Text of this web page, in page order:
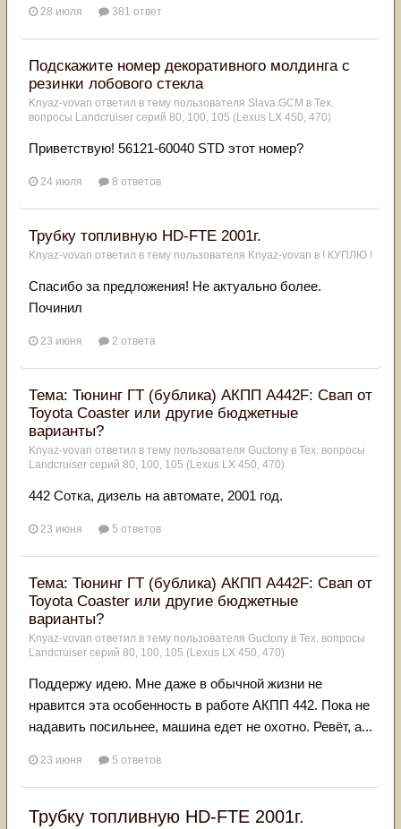
28 июля 381 ответ
Подскажите номер декоративного молдинга с
резинки лобового стекла
Knyaz-vovan ответил в тему пользователя Slava.GCM в Тех.
вопросы Landcruiser серий 80, 100, 105 (Lexus LX 450, 470)
Приветствую! 56121-60040 STD этот номер?
24 июля 8 ответов
Трубку топливную HD-FTE 2001г.
Knyaz-vovan ответил в тему пользователя Knyaz-vovan в ! КУПЛЮ !
Спасибо за предложения! Не актуально более.
Починил
23 июня 2 ответа
Тема: Тюнинг ГТ (бублика) АКПП A442F: Свап от
Toyota Coaster или другие бюджетные
варианты?
Knyaz-vovan ответил в тему пользователя Guctony в Тех. вопросы
Landcruiser серий 80, 100, 105 (Lexus LX 450, 470)
442 Сотка, дизель на автомате, 2001 год.
23 июня 5 ответов
Тема: Тюнинг ГТ (бублика) АКПП A442F: Свап от
Toyota Coaster или другие бюджетные
варианты?
Knyaz-vovan ответил в тему пользователя Guctony в Тех. вопросы
Landcruiser серий 80, 100, 105 (Lexus LX 450, 470)
Поддержу идею. Мне даже в обычной жизни не
нравится эта особенность в работе АКПП 442. Пока не
надавить посильнее, машина едет не охотно. Ревёт, а...
23 июня 5 ответов
Трубку топливную HD-FTE 2001г.